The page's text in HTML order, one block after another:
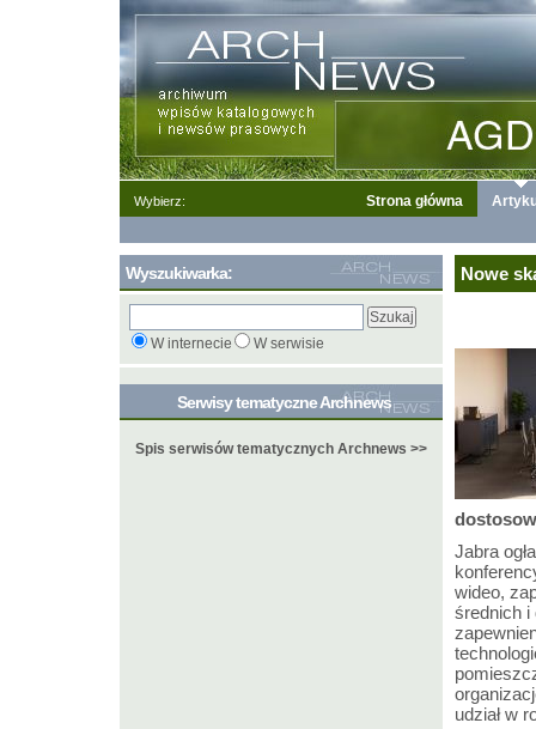
Wybierz: Strona główna
Nowe
Jabra
wideo,
średnich i
udział w
Wyszukiwarka:
W internecie W serwisie
Serwisy tematyczne Archnews
Spis serwisów tematycznych Archnews >>